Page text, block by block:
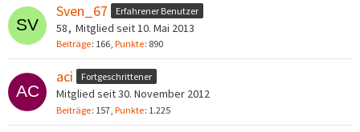
Sven_67 Erfahrener Benutzer
58 Mitglied seit 10. Mai 2013
Beiträge 166 Punkte 890
aci Fortgeschrittener
Mitglied seit 30. November 2012
Beiträge 157 Punkte 1.225